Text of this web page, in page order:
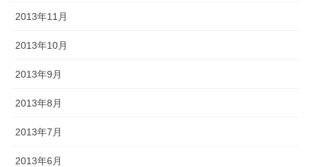
2013年11月
2013年10月
2013年9月
2013年8月
2013年7月
2013年6月